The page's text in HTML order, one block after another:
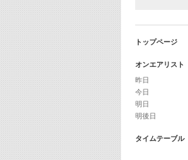
トップページ
オンエアリスト
昨日
今日
明日
明後日
タイムテーブル